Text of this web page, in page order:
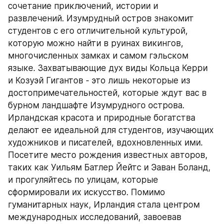
сочетание приключений, истории и
развлечений. Изумрудный остров знакомит
студентов с его отличительной культурой,
которую можно найти в руинах викингов,
многочисленных замках и самом гэльском
языке. Захватывающие дух виды Кольца Керри
и Козуэй Гигантов - это лишь некоторые из
достопримечательностей, которые ждут вас в
бурном ландшафте Изумрудного острова.
Ирландская красота и природные богатства
делают ее идеальной для студентов, изучающих
художников и писателей, вдохновленных ими.
Посетите место рождения известных авторов,
таких как Уильям Батлер Йейтс и Эаван Боланд,
и прогуляйтесь по улицам, которые
сформировали их искусство. Помимо
гуманитарных наук, Ирландия стала центром
международных исследований, завоевав